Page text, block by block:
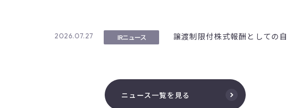
2026.07.27 IRニュース 譲渡制限付株式報酬としての
ニュース一覧を見る